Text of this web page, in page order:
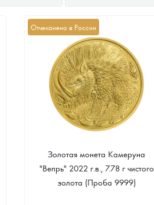
Отчеканено в России
Золотая монета Камеруна
"Вепрь" 2022 г.в., 7.78 г чистого
золота (Проба 9999)